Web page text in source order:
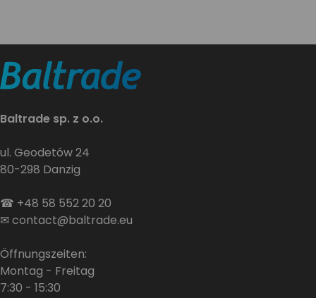
Baltrade sp. z o.o.
ul. Geodetów 24
80-298 Danzig
☎ +48 58 552 20 20
✉contact@baltrade.eu
Öffnungszeiten:
Montag - Freitag
7:30 - 15:30